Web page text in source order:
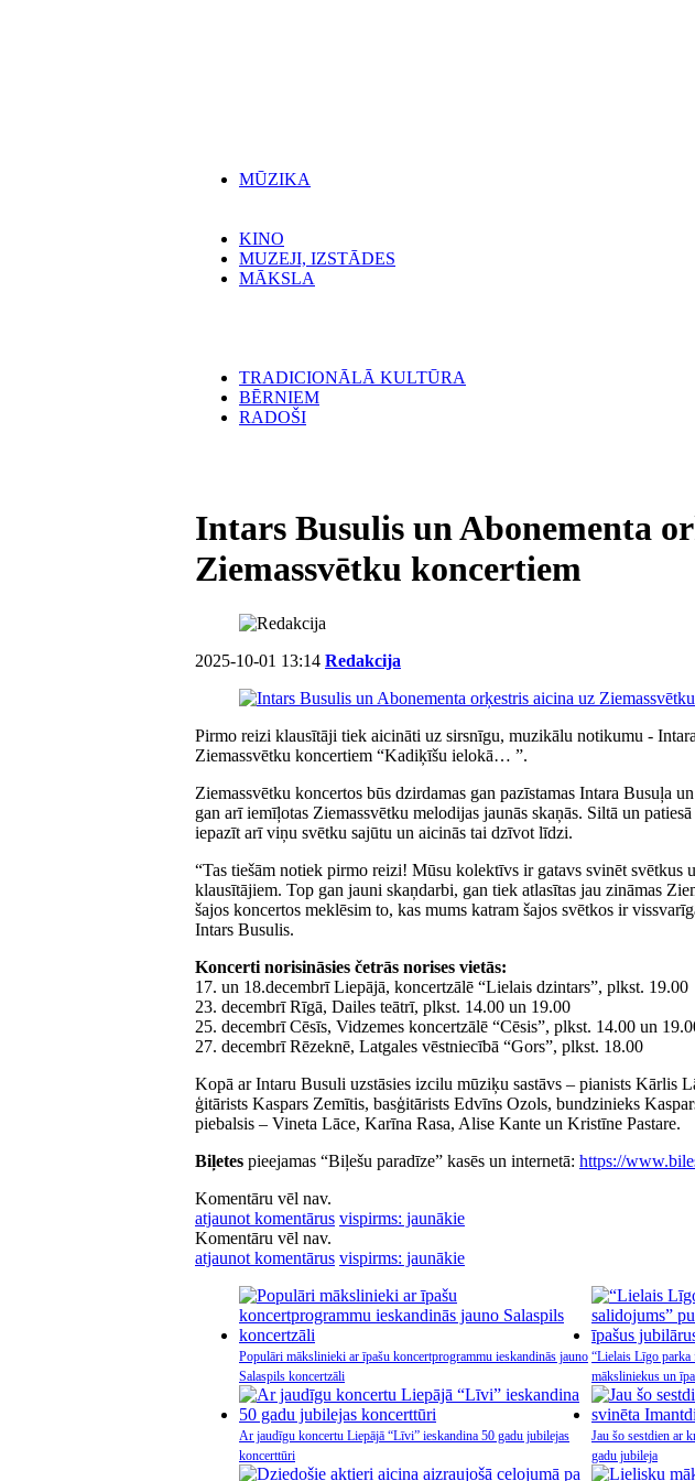
MŪZIKA
KINO
MUZEJI, IZSTĀDES
MĀKSLA
TRADICIONĀLĀ KULTŪRA
BĒRNIEM
RADOŠI
Intars Busulis un Abonementa
Ziemassvētku koncertiem
2025-10-01 13:14 Redakcija
Pirmo reizi klausītāji tiek aicināti uz sirsnīgu, muzikālu notikumu -
Ziemassvētku koncertiem “Kadiķīšu ielokā… ”.
Ziemassvētku koncertos būs dzirdamas gan pazīstamas Intara Busuļa
gan arī iemīļotas Ziemassvētku melodijas jaunās skaņās. Siltā un
iepazīt arī viņu svētku sajūtu un aicinās tai dzīvot līdzi.
“Tas tiešām notiek pirmo reizi! Mūsu kolektīvs ir gatavs svinēt svētkus
klausītājiem. Top gan jauni skaņdarbi, gan tiek atlasītas jau zināmas
šajos koncertos meklēsim to, kas mums katram šajos svētkos ir
Intars Busulis.
Koncerti norisināsies četrās norises vietās:
17. un 18.decembrī Liepājā, koncertzālē “Lielais dzintars”, plkst. 19.00
23. decembrī Rīgā, Dailes teātrī, plkst. 14.00 un 19.00
25. decembrī Cēsīs, Vidzemes koncertzālē “Cēsis”, plkst. 14.00 un
27. decembrī Rēzeknē, Latgales vēstniecībā “Gors”, plkst. 18.00
Kopā ar Intaru Busuli uzstāsies izcilu mūziķu sastāvs – pianists Kārlis
ģitārists Kaspars Zemītis, basģitārists Edvīns Ozols, bundzinieks
piebalsis – Vineta Lāce, Karīna Rasa, Alise Kante un Kristīne Pastare.
Biļetes pieejamas “Biļešu paradīze” kasēs un internetā: https://
Komentāru vēl nav.
atjaunot komentārus vispirms: jaunākie
Komentāru vēl nav.
atjaunot komentārus vispirms: jaunākie
Populāri mākslinieki ar īpašu koncertprogrammu ieskandinās jauno
Salaspils koncertzāli
“Lielais Līgo parka
māksliniekus un
Ar jaudīgu koncertu Liepājā “Līvi” ieskandina 50 gadu jubilejas
koncerttūri
Jau šo sestdien ar
gadu jubileja